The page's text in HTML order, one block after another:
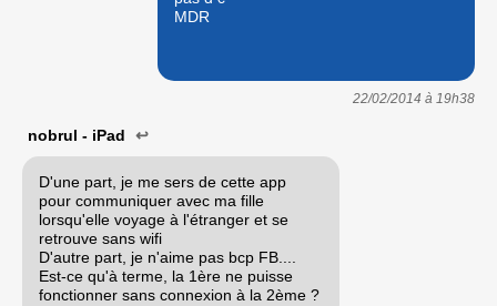
MDR
22/02/2014 à 19h38
nobrul - iPad ↩
D'une part, je me sers de cette app
pour communiquer avec ma fille
lorsqu'elle voyage à l'étranger et se
retrouve sans wifi
D'autre part, je n'aime pas bcp FB....
Est-ce qu'à terme, la 1ère ne puisse
fonctionner sans connexion à la 2ème ?